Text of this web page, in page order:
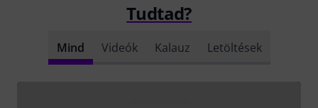
Tudtad?
Mind Videók Kalauz Letöltések